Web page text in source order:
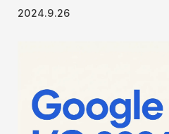
2024.9.26